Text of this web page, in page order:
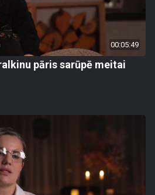
00:05:49
pāris sarūpē meitai